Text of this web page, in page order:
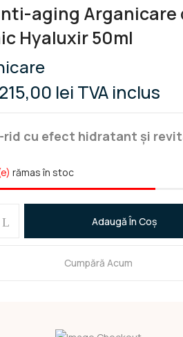
aging Arganicare
Hyaluxir 50ml
215,00 lei TVA inclus
rid cu efect hidratant și
rămas în stoc
Adaugă În Coș
Cumpără Acum
ul web în acest navigator pentru data